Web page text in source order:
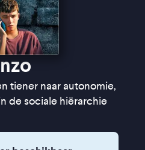
tiener naar autonomie,
de sociale hiërarchie